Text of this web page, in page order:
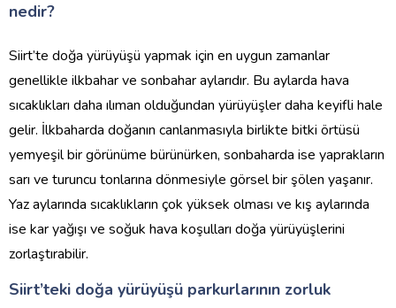
nedir?
Siirt’te doğa yürüyüşü yapmak için en uygun zamanlar
genellikle ilkbahar ve sonbahar aylarıdır. Bu aylarda hava
sıcaklıkları daha ılıman olduğundan yürüyüşler daha keyifli hale
gelir. İlkbaharda doğanın canlanmasıyla birlikte bitki örtüsü
yemyeşil bir görünüme bürünürken, sonbaharda ise yaprakların
sarı ve turuncu tonlarına dönmesiyle görsel bir şölen yaşanır.
Yaz aylarında sıcaklıkların çok yüksek olması ve kış aylarında
ise kar yağışı ve soğuk hava koşulları doğa yürüyüşlerini
zorlaştırabilir.
Siirt’teki doğa yürüyüşü parkurlarının zorluk